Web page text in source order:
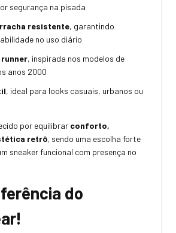
segurança na pisada
resistente, garantindo
no uso diário
, inspirada nos modelos de
anos 2000
, ideal para looks casuais, urbanos ou
por equilibrar conforto,
retrô, sendo uma escolha forte
sneaker funcional com presença no
do